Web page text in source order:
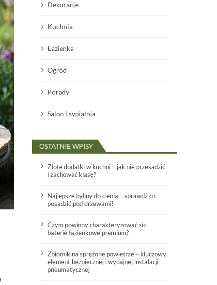
Dekoracje
Kuchnia
Łazienka
Ogród
Porady
Salon i sypialnia
OSTATNIE WPISY
Złote dodatki w kuchni – jak nie przesadzić
i zachować klasę?
Najlepsze byliny do cienia – sprawdź co
posadzić pod drzewami!
Czym powinny charakteryzować się
baterie łazienkowe premium?
Zbiornik na sprężone powietrze – kluczowy
element bezpiecznej i wydajnej instalacji
pneumatycznej